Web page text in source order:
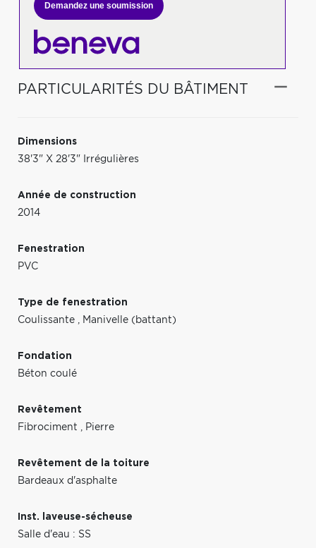
Demandez une soumission
PARTICULARITÉS DU BÂTIMENT
Dimensions
38'3" X 28'3" Irrégulières
Année de construction
2014
Fenestration
PVC
Type de fenestration
Coulissante , Manivelle (battant)
Fondation
Béton coulé
Revêtement
Fibrociment , Pierre
Revêtement de la toiture
Bardeaux d'asphalte
Inst. laveuse-sécheuse
Salle d'eau : SS